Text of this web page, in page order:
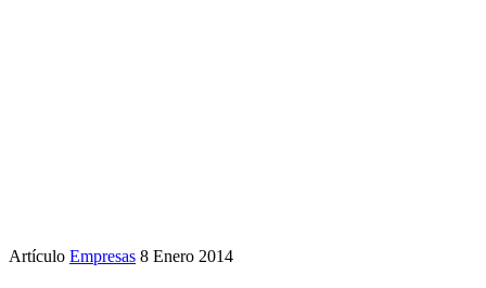
Artículo Empresas 8 Enero 2014